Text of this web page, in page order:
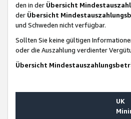
den in der Übersicht
der Übersicht
und Schweden nicht verfügbar.
Sollten Sie keine gültigen
oder die Auszahlung verdienter
Übersicht
UK